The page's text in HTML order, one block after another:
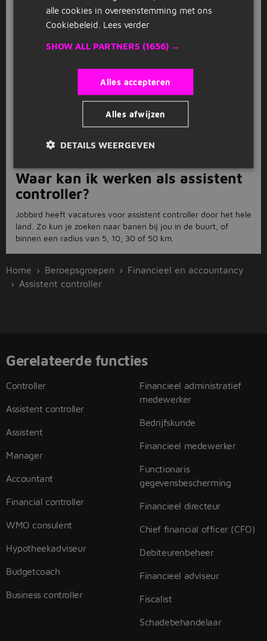
baan als assistent controller. Bekijk hier de sollicitatietips.
Wil je werken als assistent
controller?
9 assistent controller vacatures.
Jobbird heeft 9 vacatures voor de functie assistent controller.
Zoek jij een nieuwe uitdaging of een toffe eerste baan?
Waar kan ik werken als assistent
controller?
Jobbird heeft vacatures voor assistent controller door het hele
land. Zo kun je zoeken naar banen bij jou in de buurt, of
binnen een radius van 5, 10, 30 of 50 km.
Home Beroepsgroepen
Financieel en accountancy
Assistent controller
Gerelateerde functies
Controller
Assistent controller
Assistent
Manager
Accountant
Financial controller
WMO consulent
Hypotheekadviseur
Budgetcoach
Business controller
Financieel administratief
medewerker
Bedrijfskunde
Financieel medewerker
Functionaris
gegevensbescherming
Financieel directeur
Chief financial officer (CFO)
Debiteurenbeheer
Financieel adviseur
Fiscalist
Schadebehandelaar
alle cookies in overeenstemming met ons
Cookiebeleid. Lees verder
SHOW ALL PARTNERS (1656) →
Alles accepteren
Alles afwijzen
DETAILS WEERGEVEN